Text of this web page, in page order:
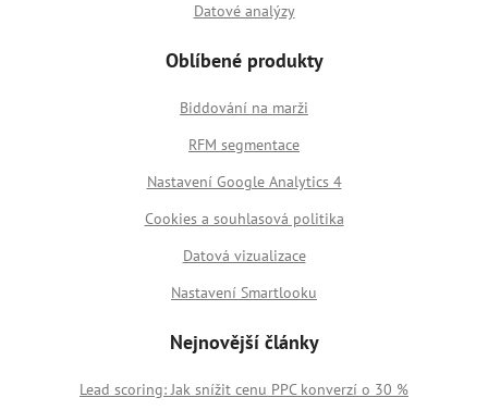
Datové analýzy
Oblíbené produkty
Biddování na marži
RFM segmentace
Nastavení Google Analytics 4
Cookies a souhlasová politika
Datová vizualizace
Nastavení Smartlooku
Nejnovější články
Lead scoring: Jak snížit cenu PPC konverzí o 30 %